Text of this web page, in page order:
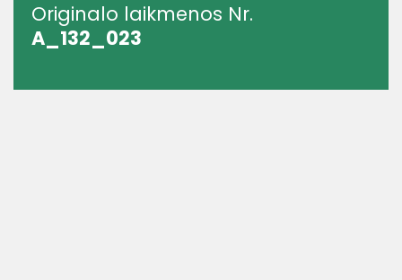
Originalo laikmenos Nr.
A_132_023